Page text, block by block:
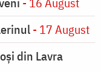
- 17 August
din Lavra